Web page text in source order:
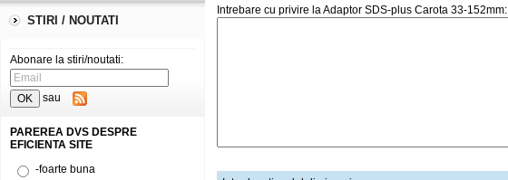
STIRI / NOUTATI
Abonare la stiri/noutati:
sau
PAREREA DVS DESPRE
EFICIENTA SITE
-foarte buna
Intrebare cu privire la Adaptor SDS-plus Carota 33-152mm: